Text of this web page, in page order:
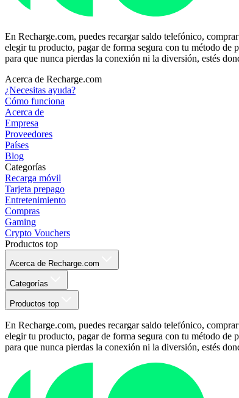
En Recharge.com, puedes recargar saldo telefónico,
elegir tu producto, pagar de forma segura con tu método
para que nunca pierdas la conexión ni la diversión, estés
Acerca de Recharge.com
¿Necesitas ayuda?
Cómo funciona
Acerca de
Empresa
Proveedores
Países
Blog
Categorías
Recarga móvil
Tarjeta prepago
Entretenimiento
Compras
Gaming
Crypto Vouchers
Productos top
Acerca de Recharge.com
Categorías
Productos top
En Recharge.com, puedes recargar saldo telefónico,
elegir tu producto, pagar de forma segura con tu método
para que nunca pierdas la conexión ni la diversión, estés